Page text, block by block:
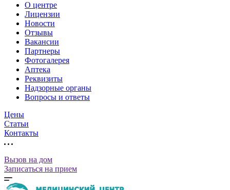
О центре
Лицензии
Новости
Отзывы
Вакансии
Партнеры
Фотогалерея
Аптека
Реквизиты
Надзорные органы
Вопросы и ответы
Цены
Статьи
Контакты
Вызов на дом
Записаться на прием